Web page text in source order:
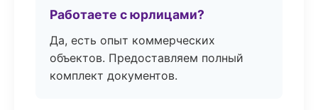
Работаете с юрлицами?
Да, есть опыт коммерческих
объектов. Предоставляем полный
комплект документов.